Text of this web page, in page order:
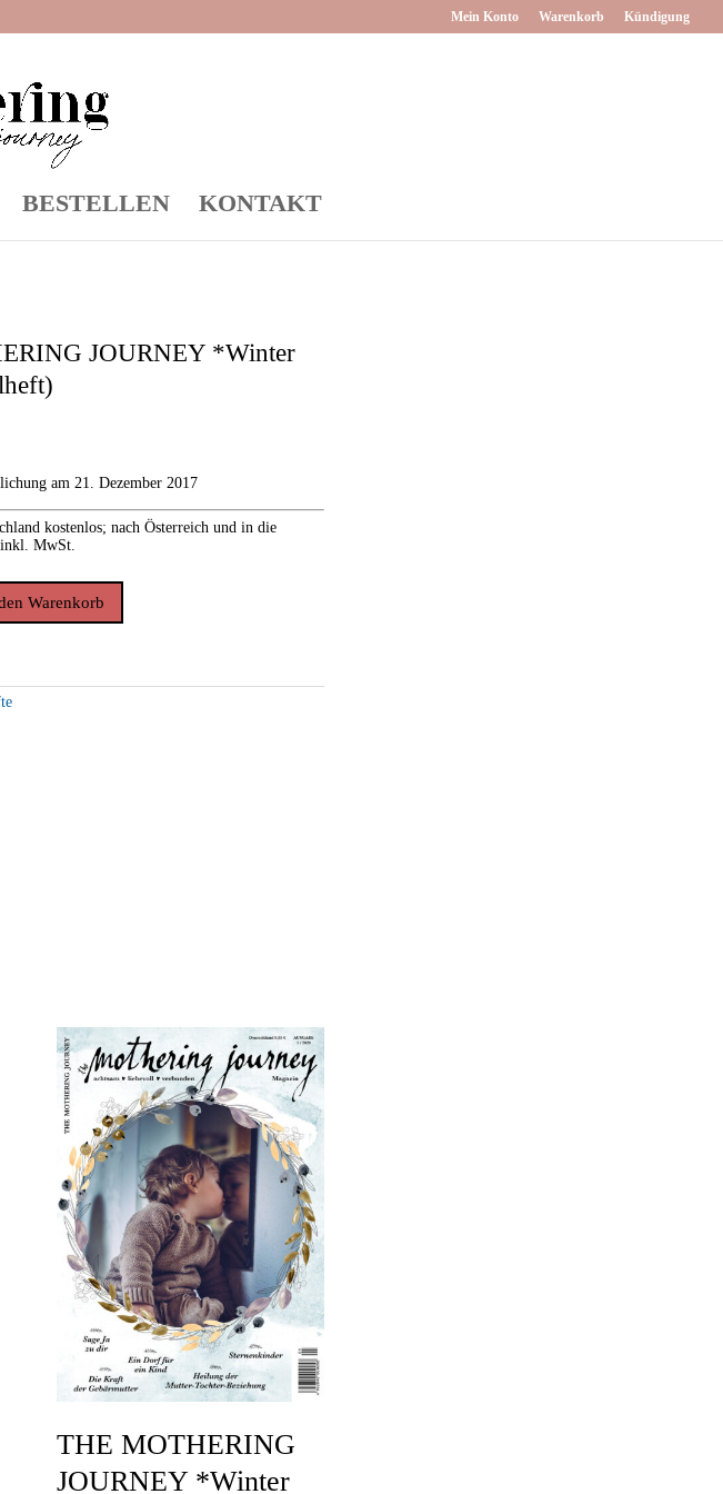
Mein Konto Warenkorb Kündigung
BESTELLEN KONTAKT
JOURNEY *Winter
am 21. Dezember 2017
kostenlos; nach Österreich und in die
MwSt.
Warenkorb
THE MOTHERING
JOURNEY *Winter